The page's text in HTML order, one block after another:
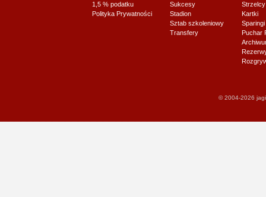
1,5 % podatku
Polityka Prywatności
Sukcesy
Stadion
Sztab szkoleniowy
Transfery
Strzelcy
Kartki
Sparingi
Puchar
© 2004-2026